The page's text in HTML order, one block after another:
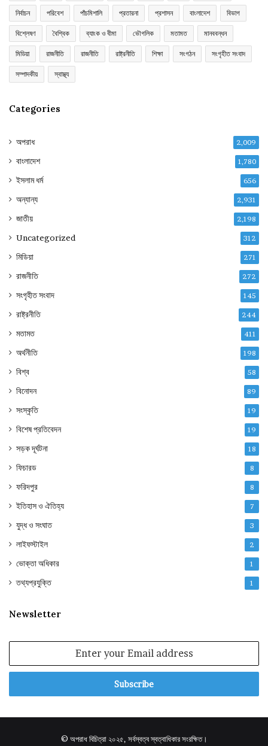
নির্বাচন পরিবেশ পাঁচমিশালি প্রতারনা প্রশাসন বাংলাদেশ বিভাগ
বিশ্লেষণ বৈশ্বিক ব্যাংক ও বীমা ভৌগলিক মতামত মানববন্ধন
মিডিয়া রাজনীতি রাজনীতি রাষ্ট্রনীতি শিক্ষা সংগঠন সংগৃহীত সংবাদ
সম্পাদকীয় স্বাস্থ্য
Categories
অপরাধ 2,009
বাংলাদেশ 1,780
ইসলাম ধর্ম 656
অন্যান্য 2,931
জাতীয় 2,198
Uncategorized 312
মিডিয়া 271
রাজনীতি 272
সংগৃহীত সংবাদ 145
রাষ্ট্রনীতি 244
মতামত 411
অর্থনীতি 198
বিশ্ব 58
বিনোদন 89
সংস্কৃতি 19
বিশেষ প্রতিবেদন 19
সড়ক দূর্ঘটনা 18
ফিচারড 8
ফরিদপুর 8
ইতিহাস ও ঐতিহ্য 7
যুদ্ধ ও সংঘাত 3
লাইফস্টাইল 2
ভোক্তা অধিকার 1
তথ্যপ্রযুক্তি 1
Newsletter
Email
© অপরাধ বিচিত্রা ২০২৫, সর্বস্বত্ব স্বত্বাধিকার সংরক্ষিত।